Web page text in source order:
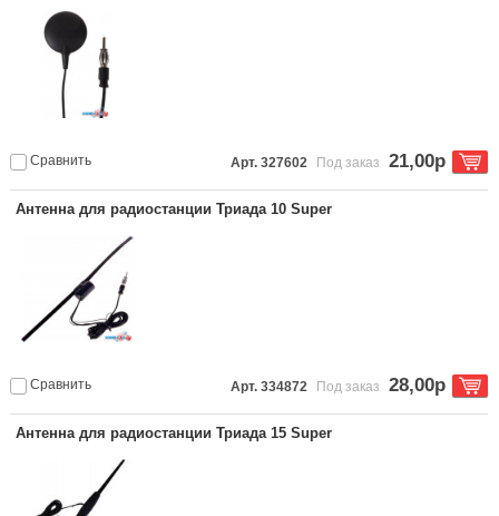
Сравнить Арт. 327602 Под заказ 21,00р
Антенна для радиостанции Триада 10 Super
Сравнить Арт. 334872 Под заказ 28,00р
Антенна для радиостанции Триада 15 Super